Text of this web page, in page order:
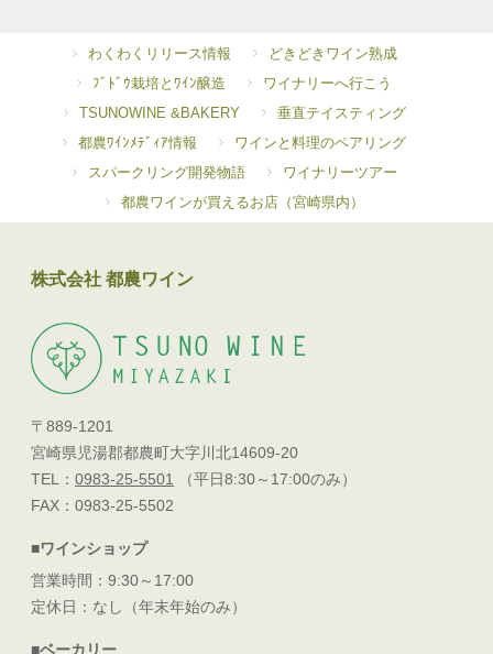
わくわくリリース情報
どきどきワイン熟成
ﾌﾞﾄﾞｳ栽培とﾜｲﾝ醸造
ワイナリーへ行こう
TSUNOWINE &BAKERY
垂直テイスティング
都農ﾜｲﾝﾒﾃﾞｨｱ情報
ワインと料理のペアリング
スパークリング開発物語
ワイナリーツアー
都農ワインが買えるお店（宮崎県内）
株式会社 都農ワイン
〒889-1201
宮崎県児湯郡都農町大字川北14609-20
TEL：0983-25-5501
（平日8:30～17:00のみ）
FAX：0983-25-5502
■ワインショップ
営業時間：9:30～17:00
定休日：なし（年末年始のみ）
■ベーカリー